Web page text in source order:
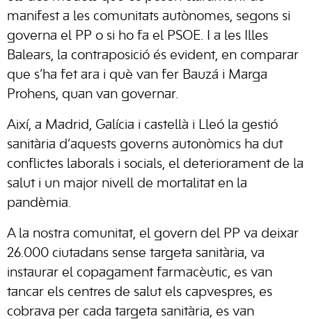
manifest a les comunitats autònomes, segons si
governa el PP o si ho fa el PSOE. I a les Illes
Balears, la contraposició és evident, en comparar
que s’ha fet ara i què van fer Bauzá i Marga
Prohens, quan van governar.
Així, a Madrid, Galícia i castellà i Lleó la gestió
sanitària d’aquests governs autonòmics ha dut
conflictes laborals i socials, el deteriorament de la
salut i un major nivell de mortalitat en la
pandèmia.
A la nostra comunitat, el govern del PP va deixar
26.000 ciutadans sense targeta sanitària, va
instaurar el copagament farmacèutic, es van
tancar els centres de salut els capvespres, es
cobrava per cada targeta sanitària, es van